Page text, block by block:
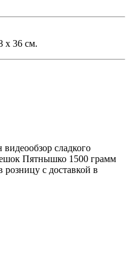
х 36 см.
сладкого
Пятнышко 1500 грамм
с доставкой в